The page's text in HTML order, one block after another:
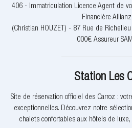
406 - Immatriculation Licence Agent de
Financière
(Christian HOUZET) - 87 Rue de
000€. Assureur
Station Les
Site de réservation officiel des Carroz :
exceptionnelles. Découvrez notre
chalets confortables aux hôtels de